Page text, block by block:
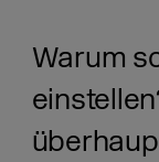
Warum